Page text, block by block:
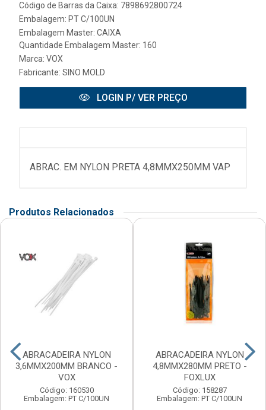
Código de Barras da Caixa: 7898692800724
Embalagem: PT C/100UN
Embalagem Master: CAIXA
Quantidade Embalagem Master: 160
Marca: VOX
Fabricante: SINO MOLD
LOGIN P/ VER PREÇO
ABRAC. EM NYLON PRETA 4,8MMX250MM VAP
Produtos Relacionados
ABRACADEIRA NYLON
3,6MMX200MM BRANCO -
VOX
Código: 160530
Embalagem: PT C/100UN
ABRACADEIRA NYLON
4,8MMX280MM PRETO -
FOXLUX
Código: 158287
Embalagem: PT C/100UN